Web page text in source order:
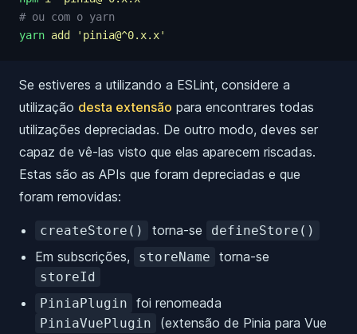
# ou com o yarn
yarn add ' pinia@^0.x.x'
Se estiveres a utilizando a ESLint, considere a
utilização desta extensão para encontrares todas
utilizações depreciadas. De outro modo, deves ser
capaz de vê-las visto que elas aparecem riscadas.
Estas são as APIs que foram depreciadas e que
foram removidas:
createStore() torna-se defineStore()
Em subscrições, storeName torna-se
storeId
PiniaPlugin
foi renomeada
PiniaVuePlugin
(extensão de Pinia para Vue